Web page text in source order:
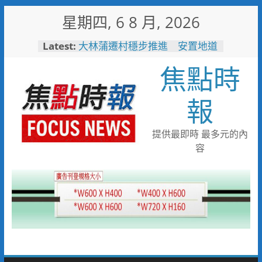
星期四, 6 8 月, 2026
Latest: 大林蒲遷村穩步推進 安置地道
「不好意思麻煩別人」惹人心
疼！鳳雄暖警化身守護者護送返
家
高雄水利局推水保闖關活動 親
子健走學防災拿好禮
台糖80週年推首款品牌IP「角
糖」 方糖變身萌角色重啟糖業
任意門 台中四大轉運中心啟
用邁向智慧新里程
焦點時
報
提供最即時 最多元的內
容